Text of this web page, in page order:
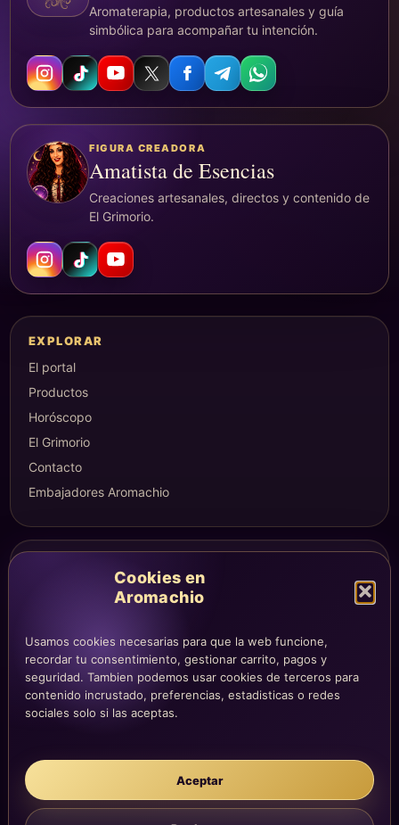
Cookies en
Aromachio
Usamos cookies necesarias para que la web funcione,
recordar tu consentimiento, gestionar carrito, pagos y
seguridad. Tambien podemos usar cookies de terceros para
contenido incrustado, preferencias, estadisticas o redes
sociales solo si las aceptas.
Aceptar
Aromaterapia, productos artesanales y guía
simbólica para acompañar tu intención.
FIGURA CREADORA
Amatista de Esencias
Creaciones artesanales, directos y contenido de
El Grimorio.
EXPLORAR
El portal
Productos
Horóscopo
El Grimorio
Contacto
Embajadores Aromachio
Checkout
Condiciones de compra
Envíos y devoluciones
LEGAL
Aviso legal
Privacidad